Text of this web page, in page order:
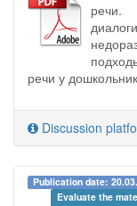
речи.
речи у
Discussion
Publication date:
Evaluate the